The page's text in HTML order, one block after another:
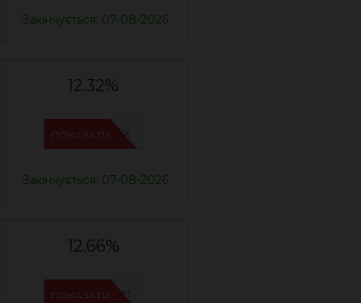
Закінчується: 07-08-2026
12.32%
IFPAURWX
ПОКАЗАТИ
Закінчується: 07-08-2026
12.66%
IFPYLM21
ПОКАЗАТИ